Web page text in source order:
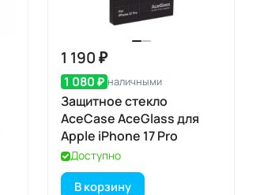
1 190 ₽
1 080 ₽ наличными
Защитное стекло
AceCase AceGlass для
Apple iPhone 17 Pro
Доступно
В корзину